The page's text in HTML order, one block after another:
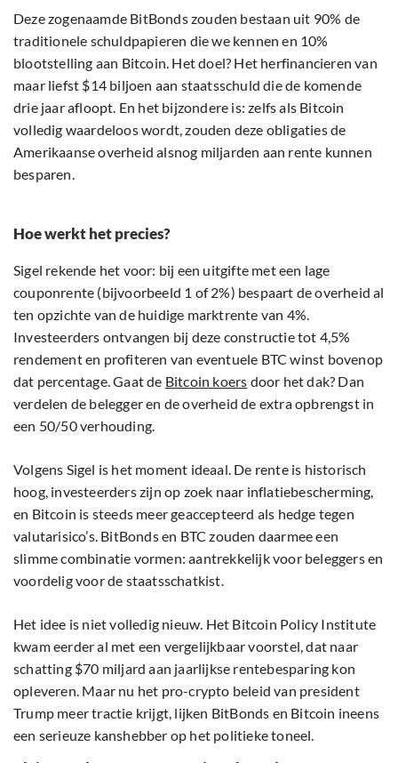
Deze zogenaamde BitBonds zouden bestaan uit 90% de
traditionele schuldpapieren die we kennen en 10%
blootstelling aan Bitcoin. Het doel? Het herfinancieren van
maar liefst $14 biljoen aan staatsschuld die de komende
drie jaar afloopt. En het bijzondere is: zelfs als Bitcoin
volledig waardeloos wordt, zouden deze obligaties de
Amerikaanse overheid alsnog miljarden aan rente kunnen
besparen.
Hoe werkt het precies?
Sigel rekende het voor: bij een uitgifte met een lage
couponrente (bijvoorbeeld 1 of 2%) bespaart de overheid al
ten opzichte van de huidige marktrente van 4%.
Investeerders ontvangen bij deze constructie tot 4,5%
rendement en profiteren van eventuele BTC winst bovenop
dat percentage. Gaat de Bitcoin koers door het dak? Dan
verdelen de belegger en de overheid de extra opbrengst in
een 50/50 verhouding.
Volgens Sigel is het moment ideaal. De rente is historisch
hoog, investeerders zijn op zoek naar inflatiebescherming,
en Bitcoin is steeds meer geaccepteerd als hedge tegen
valutarisico’s. BitBonds en BTC zouden daarmee een
slimme combinatie vormen: aantrekkelijk voor beleggers en
voordelig voor de staatsschatkist.
Het idee is niet volledig nieuw. Het Bitcoin Policy Institute
kwam eerder al met een vergelijkbaar voorstel, dat naar
schatting $70 miljard aan jaarlijkse rentebesparing kon
opleveren. Maar nu het pro-crypto beleid van president
Trump meer tractie krijgt, lijken BitBonds en Bitcoin ineens
een serieuze kanshebber op het politieke toneel.